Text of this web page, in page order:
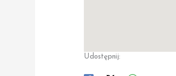
Udostępnij: